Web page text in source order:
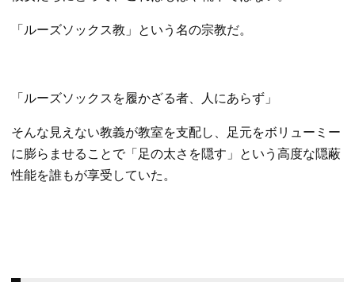
「ルーズソックス教」という名の宗教だ。
​「ルーズソックスを履かざる者、人にあらず」
​そんな見えない教義が教室を支配し、足元をボリューミー
に膨らませることで「足の太さを隠す」という高度な隠蔽
性能を誰もが享受していた。